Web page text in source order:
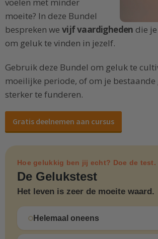
moeite? In deze Bundel
bespreken we vijf vaardigheden die
om geluk te vinden in jezelf.
Gebruik deze Bundel om geluk te
moeilijke periode, of om je bestaande
sterker te funderen.
Gratis deelnemen aan cursus
Hoe gelukkig ben jij echt? Doe de test.
De Gelukstest
Het leven is zeer de moeite waard.
Helemaal oneens